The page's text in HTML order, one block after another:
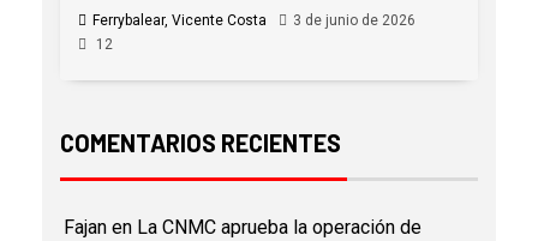
Ferrybalear, Vicente Costa
3 de junio de 2026
12
COMENTARIOS RECIENTES
Fajan en La CNMC aprueba la operación de